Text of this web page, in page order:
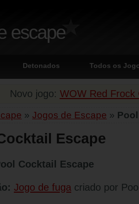
escape
Detonados Todos os
Novo jogo: WOW Red Frock
» Jogos de Escape »
Escape
Cocktail Escape
Jogo de fuga criado por